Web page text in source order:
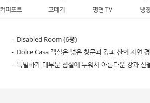
커피포트 고데기 평면 TV 냉
세면도구 슬리퍼 휴대폰 충전기
Disabled Room (6평)
Dolce Casa 객실은 넓은 창문과 강과 산의 자연
특별하게 대부분 침실에 누워서 아름다운 강과 산